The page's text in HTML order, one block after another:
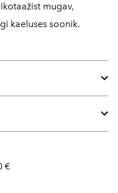
mugav,
kaeluses soonik.
€